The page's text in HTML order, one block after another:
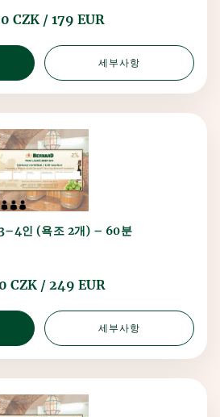
CZK / 179 EUR
세부사항
인 (욕조 2개) – 60분
CZK / 249 EUR
세부사항